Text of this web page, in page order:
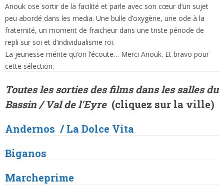
Anouk ose sortir de la facilité et parle avec son cœur d’un sujet
peu abordé dans les media. Une bulle d’oxygène, une ode à la
fraternité, un moment de fraicheur dans une triste période de
repli sur soi et d’individualisme roi.
La jeunesse mérite qu’on l’écoute… Merci Anouk. Et bravo pour
cette sélection.
Toutes les sorties des films dans les salles du
Bassin / Val de l’Eyre(cliquez sur la ville)
Andernos / La Dolce Vita
Biganos
Marcheprime